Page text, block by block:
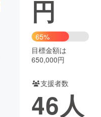
CAMPFIRE Creation
コミュニティ
円
65%
目標金額は
650,000円
支援者数
46人